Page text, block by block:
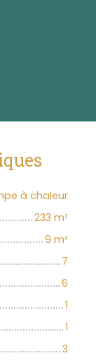
à chaleur
233 m²
9 m²
7
6
1
1
3